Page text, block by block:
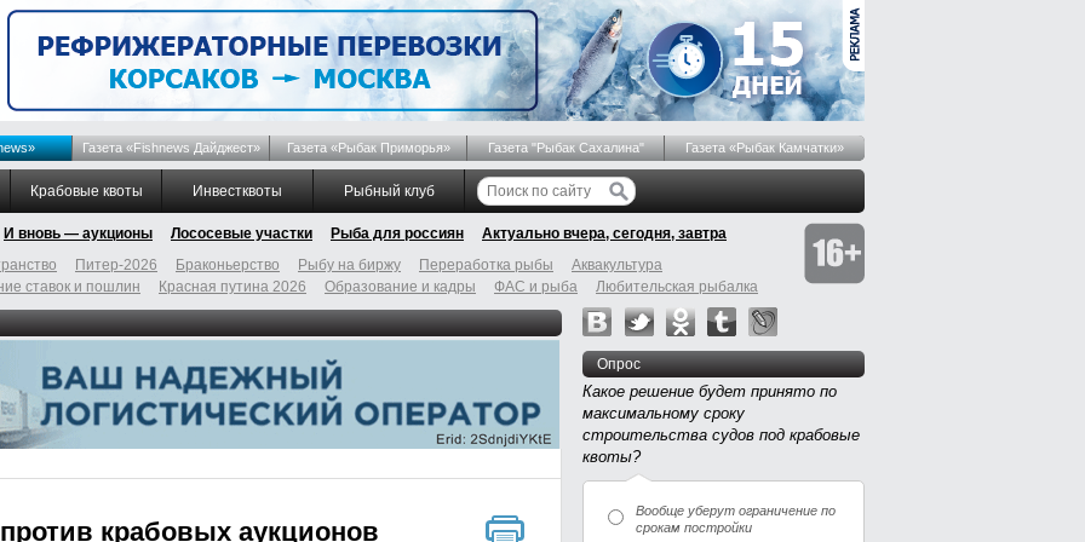
Газета «Fishnews Дайджест» Газета «Рыбак Приморья» Газета "Рыбак Сахалина" Газета «Рыбак Камчатки»
Крабовые квоты Инвестквоты Рыбный клуб
И вновь — аукционы Лососевые участки Рыба для россиян
Актуально вчера, сегодня, завтра
Питер-2026 Браконьерство Рыбу на биржу Переработка рыбы
Аквакультура
ставок и пошлин Красная путина 2026 Образование и кадры ФАС и рыба Любительская рыбалка
крабовых аукционов
Опрос
Какое решение будет принято по
максимальному сроку
строительства судов под крабовые
квоты?
Вообще уберут ограничение по
срокам постройки